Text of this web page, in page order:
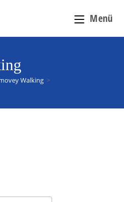
Menü
Walking >